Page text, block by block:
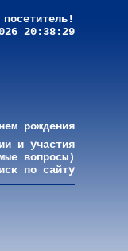
20:38:29
рождения
и участия
вопросы)
по сайту